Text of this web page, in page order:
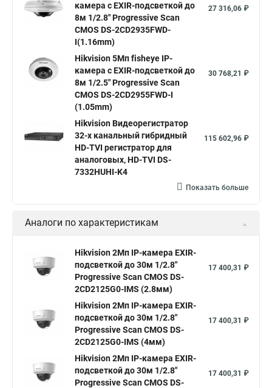
Hikvision купить Hikvision уличная ip камера
Hikvision poe
Hikvision 2 8 mm Hikvision camera Hikvision 2cd1148 i b
Видеонаблюдение Ip видеокамеры
Hikvision 2cd2142fwd
Hikvision ds 2cd1148 hikvision ds 2cd1148 i b
hikvision ds 2cd2042wd i Видеокамера hikvision
Видеокамеры hikvision ds
Камера Hikvision ds 2ce16d8t
Видеокамера hikvision hiwatch
Камера Hikvision ds 2cd2442fwd
Уличная камера Hikvision ip camera
Hikvision поворотная камера Hikvision купольная
Нikvision микрофон Hikvision поворотная
Hikvision порты
камера c EXIR-подсветкой до
8м 1/2.8" Progressive Scan
CMOS DS-2CD2935FWD-
I(1.16mm)
27 316,06 ₽
Hikvision 5Мп fisheye IP-
камера c EXIR-подсветкой до
8м 1/2.5" Progressive Scan
CMOS DS-2CD2955FWD-I
(1.05mm)
30 768,21 ₽
Hikvision Видеорегистратор
32-х канальный гибридный
HD-TVI регистратор для
аналоговых, HD-TVI DS-
7332HUHI-K4
115 602,96 ₽
Показать больше
Аналоги по характеристикам
Hikvision 2Мп IP-камера EXIR-
подсветкой до 30м 1/2.8"
Progressive Scan CMOS DS-
2CD2125G0-IMS (2.8мм)
17 400,31 ₽
Hikvision 2Мп IP-камера EXIR-
подсветкой до 30м 1/2.8"
Progressive Scan CMOS DS-
2CD2125G0-IMS (4мм)
17 400,31 ₽
Hikvision 2Мп IP-камера EXIR-
подсветкой до 30м 1/2.8"
Progressive Scan CMOS DS-
17 400,31 ₽